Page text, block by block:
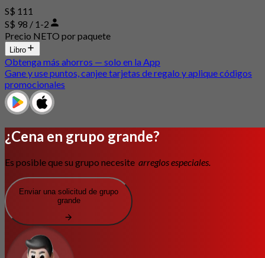
S$ 111
S$ 98 / 1-2
Precio NETO por paquete
Libro
Obtenga más ahorros — solo en la App
Gane y use puntos, canjee tarjetas de regalo y aplique códigos
promocionales
¿Cena en grupo grande?
Es posible que su grupo necesite arreglos especiales.
Enviar una solicitud de grupo
grande